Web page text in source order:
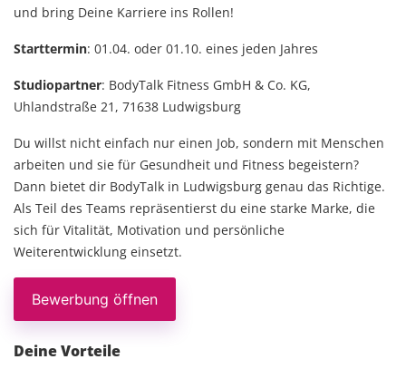
und bring Deine Karriere ins Rollen!
Starttermin: 01.04. oder 01.10. eines jeden Jahres
Studiopartner: BodyTalk Fitness GmbH & Co. KG,
Uhlandstraße 21, 71638 Ludwigsburg
Du willst nicht einfach nur einen Job, sondern mit Menschen
arbeiten und sie für Gesundheit und Fitness begeistern?
Dann bietet dir BodyTalk in Ludwigsburg genau das Richtige.
Als Teil des Teams repräsentierst du eine starke Marke, die
sich für Vitalität, Motivation und persönliche
Weiterentwicklung einsetzt.
Bewerbung öffnen
Deine Vorteile